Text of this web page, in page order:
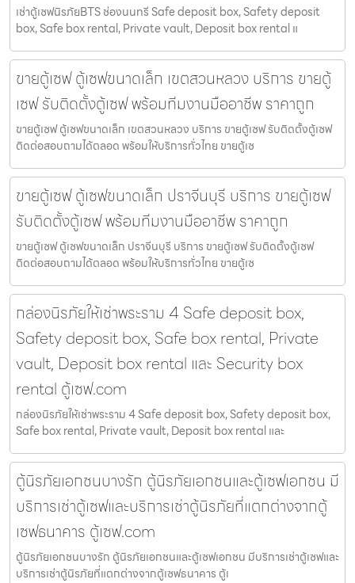
เช่าตู้เซฟนิรภัยBTS ช่องนนทรี Safe deposit box, Safety deposit
box, Safe box rental, Private vault, Deposit box rental แ
ขายตู้เซฟ ตู้เซฟขนาดเล็ก เขตสวนหลวง บริการ ขายตู้
เซฟ รับติดตั้งตู้เซฟ พร้อมทีมงานมืออาชีพ ราคาถูก
ขายตู้เซฟ ตู้เซฟขนาดเล็ก เขตสวนหลวง บริการ ขายตู้เซฟ รับติดตั้งตู้เซฟ
ติดต่อสอบถามได้ตลอด พร้อมให้บริการทั่วไทย ขายตู้เซ
ขายตู้เซฟ ตู้เซฟขนาดเล็ก ปราจีนบุรี บริการ ขายตู้เซฟ
รับติดตั้งตู้เซฟ พร้อมทีมงานมืออาชีพ ราคาถูก
ขายตู้เซฟ ตู้เซฟขนาดเล็ก ปราจีนบุรี บริการ ขายตู้เซฟ รับติดตั้งตู้เซฟ
ติดต่อสอบถามได้ตลอด พร้อมให้บริการทั่วไทย ขายตู้เซ
กล่องนิรภัยให้เช่าพระราม 4 Safe deposit box,
Safety deposit box, Safe box rental, Private
vault, Deposit box rental และ Security box
rental ตู้เซฟ.com
กล่องนิรภัยให้เช่าพระราม 4 Safe deposit box, Safety deposit box,
Safe box rental, Private vault, Deposit box rental และ
ตู้นิรภัยเอกชนบางรัก ตู้นิรภัยเอกชนและตู้เซฟเอกชน มี
บริการเช่าตู้เซฟและบริการเช่าตู้นิรภัยที่แตกต่างจากตู้
เซฟธนาคาร ตู้เซฟ.com
ตู้นิรภัยเอกชนบางรัก ตู้นิรภัยเอกชนและตู้เซฟเอกชน มีบริการเช่าตู้เซฟและ
บริการเช่าตู้นิรภัยที่แตกต่างจากตู้เซฟธนาคาร ตู้เ